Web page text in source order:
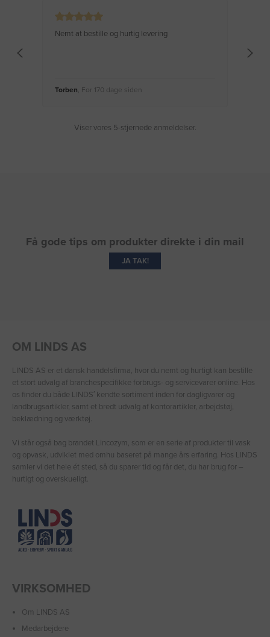
Nemt at bestille og hurtig levering
Torben , For 170 dage siden
Viser vores 5-stjernede anmeldelser.
Få gode tips om produkter direkte i din mail
JA TAK!
OM LINDS AS
LINDS AS er et dansk handelsfirma, hvor du nemt og hurtigt kan bestille
et stort udvalg af branchespecifikke forbrugs- og servicevarer online. Hos
os finder du både LINDS′ kendte sortiment inden for dagligvarer og
landbrugsartikler, samt et bredt udvalg af kontorartikler, arbejdstøj,
beklædning og værktøj.
Vi står også bag brandet Lincozym, som er en serie af produkter til vask
og opvask, udviklet med omhu baseret på mange års erfaring. Hos LINDS
samler vi det hele ét sted, så du sparer tid og får det, du har brug for –
hurtigt og overskueligt.
VIRKSOMHED
Om LINDS AS
Medarbejdere